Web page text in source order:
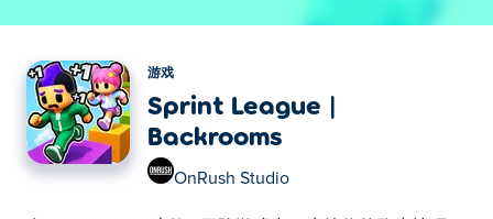
游戏
Sprint League |
Backrooms
OnRush Studio